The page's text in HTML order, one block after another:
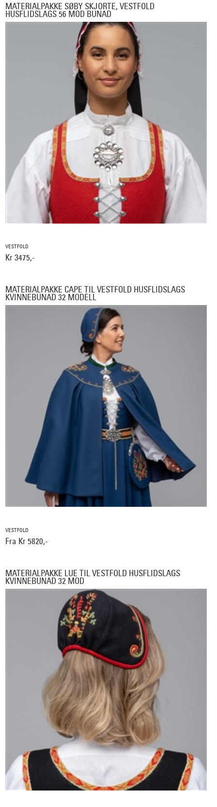
MATERIALPAKKE SØBY SKJORTE, VESTFOLD
HUSFLIDSLAGS 56 MOD BUNAD
VESTFOLD
Kr 3475,-
MATERIALPAKKE CAPE TIL VESTFOLD HUSFLIDSLAGS
KVINNEBUNAD 32 MODELL
VESTFOLD
Fra Kr 5820,-
MATERIALPAKKE LUE TIL VESTFOLD HUSFLIDSLAGS
KVINNEBUNAD 32 MOD